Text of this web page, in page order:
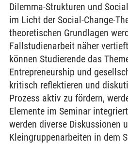
Dilemma-Strukturen und
im Licht der Social-Change-
theoretischen Grundlagen
Fallstudienarbeit näher
können Studierende das
Entrepreneurship und
kritisch reflektieren und
Prozess aktiv zu fördern,
Elemente im Seminar
werden diverse Diskussionen
Kleingruppenarbeiten in dem